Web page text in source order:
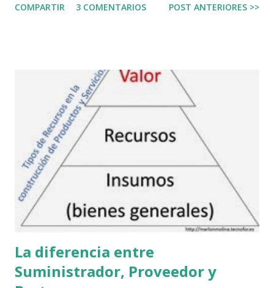
principalmente si lo recibes desde un email que jamás te ha
Abrí la web para investigarla después de copiarla en texto,
revisar la dirección, y la puse en un navegador seguro.
Sorpresa, todo parece correcto. Incluso tiene un cartel que
dice que se ha financiado con fondos Next Generation, que
son los fondos para la recuperación económica, una página
así no tiene sentido que se financie con estos fondos. Pues
es real. Es un error de ciberseguridad. Yo le aconsejo que
no crea jamás que una web que no lleve el ...
COMPARTIR 3 COMENTARIOS POST ANTERIORES >>
La diferencia entre
Suministrador, Proveedor y